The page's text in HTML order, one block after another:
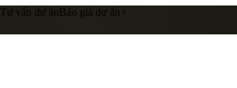
Tư vấn dự ánBáo giá dự án